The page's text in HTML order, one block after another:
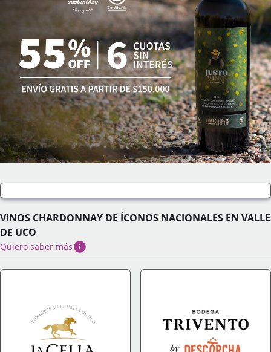
VINOS CHARDONNAY DE ÍCONOS NACIONALES EN VALLE
DE UCO
Quiero saber más